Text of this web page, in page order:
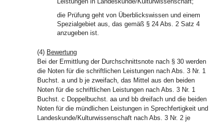
die Prüfung geht von Überblickswissen und einem
Spezialgebiet aus, das gemäß § 24 Abs. 2 Satz 4
anzugeben ist.
(4) Bewertung
Bei der Ermittlung der Durchschnittsnote nach § 30 werden
die Noten für die schriftlichen Leistungen nach Abs. 3 Nr. 1
Buchst. a und b je zweifach, das Mittel aus den beiden
Noten für die schriftlichen Leistungen nach Abs. 3 Nr. 1
Buchst. c Doppelbuchst. aa und bb dreifach und die beiden
Noten für die mündlichen Leistungen in Sprechfertigkeit und
Landeskunde/Kulturwissenschaft nach Abs. 3 Nr. 2 je